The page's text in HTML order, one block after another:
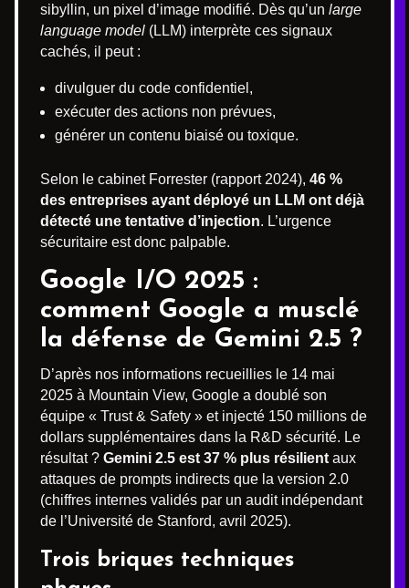
sibyllin, un pixel d’image modifié. Dès qu’un large
language model (LLM) interprète ces signaux
cachés, il peut :
divulguer du code confidentiel,
exécuter des actions non prévues,
générer un contenu biaisé ou toxique.
Selon le cabinet Forrester (rapport 2024), 46 %
des entreprises ayant déployé un LLM ont déjà
détecté une tentative d’injection. L’urgence
sécuritaire est donc palpable.
Google I/O 2025 :
comment Google a musclé
la défense de Gemini 2.5 ?
D’après nos informations recueillies le 14 mai
2025 à Mountain View, Google a doublé son
équipe « Trust & Safety » et injecté 150 millions de
dollars supplémentaires dans la R&D sécurité. Le
résultat ? Gemini 2.5 est 37 % plus résilient aux
attaques de prompts indirects que la version 2.0
(chiffres internes validés par un audit indépendant
de l’Université de Stanford, avril 2025).
Trois briques techniques